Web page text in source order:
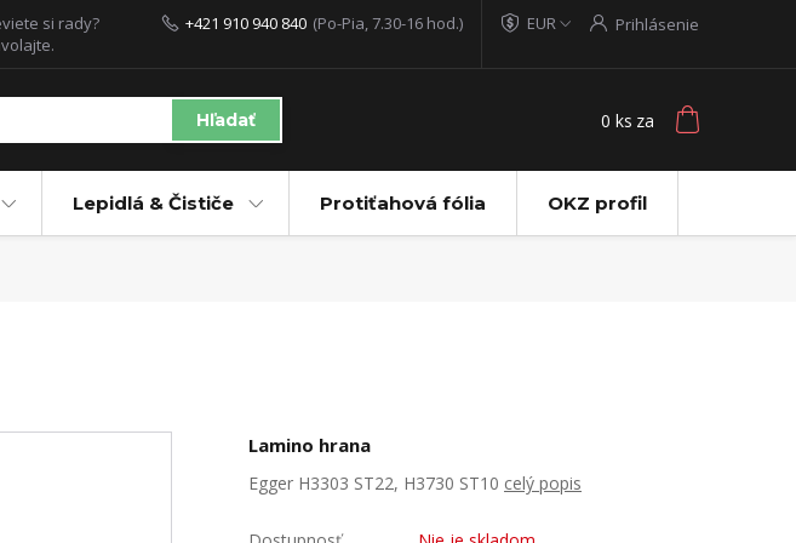
EUR Prihlásenie
Hľadať
si rady?
+421 910 940 840 (Po-Pia, 7.30-16 hod.)
0 ks za
Lepidlá & Čističe Protiťahová fólia OKZ profil
Lamino hrana
Egger H3303 ST22, H3730 ST10 celý popis